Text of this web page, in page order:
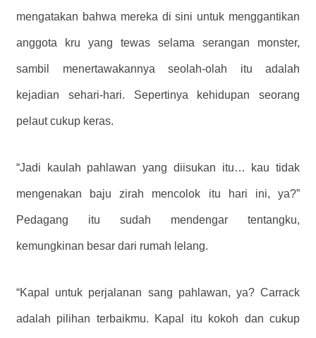
mengatakan bahwa mereka di sini untuk menggantikan
anggota kru yang tewas selama serangan monster,
sambil menertawakannya seolah-olah itu adalah
kejadian sehari-hari. Sepertinya kehidupan seorang
pelaut cukup keras.
“Jadi kaulah pahlawan yang diisukan itu… kau tidak
mengenakan baju zirah mencolok itu hari ini, ya?”
Pedagang itu sudah mendengar tentangku,
kemungkinan besar dari rumah lelang.
“Kapal untuk perjalanan sang pahlawan, ya? Carrack
adalah pilihan terbaikmu. Kapal itu kokoh dan cukup